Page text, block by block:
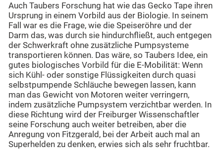
Auch Taubers Forschung hat wie das Gecko Tape ihren
Ursprung in einem Vorbild aus der Biologie. In seinem
Fall war es die Frage, wie die Speiseröhre und der
Darm das, was durch sie hindurchfließt, auch entgegen
der Schwerkraft ohne zusätzliche Pumpsysteme
transportieren können. Das wäre, so Taubers Idee, ein
gutes biologisches Vorbild für die E-Mobilität: Wenn
sich Kühl- oder sonstige Flüssigkeiten durch quasi
selbstpumpende Schläuche bewegen lassen, kann
man das Gewicht von Motoren weiter verringern,
indem zusätzliche Pumpsystem verzichtbar werden. In
diese Richtung wird der Freiburger Wissenschaftler
seine Forschung auch weiter betreiben, aber die
Anregung von Fitzgerald, bei der Arbeit auch mal an
Superhelden zu denken, erwies sich als sehr fruchtbar.